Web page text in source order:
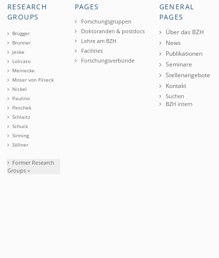
RESEARCH
GROUPS
Brügger
Brunner
Jeske
Lolicato
Meinecke
Moser von Filseck
Nickel
Paulino
Peschek
Schlaitz
Schuck
Sinning
Söllner
Former Research
Groups »
PAGES
Forschungsgruppen
Doktoranden & postdocs
Lehre am BZH
Facilities
Forschungsverbünde
GENERAL
PAGES
Über das BZH
News
Publikationen
Seminare
Stellenangebote
Kontakt
Suchen
BZH intern